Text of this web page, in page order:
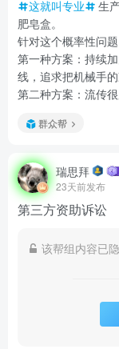
这就叫专业
生
肥皂盒。
针对这个概率性问
第一种方案：持续
线，追求把机械手
第二种方案：流传
群众帮
瑞思拜
23天前发布
第三方资助诉讼
该帮组内容已